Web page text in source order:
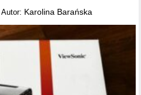
Autor: Karolina Barańska